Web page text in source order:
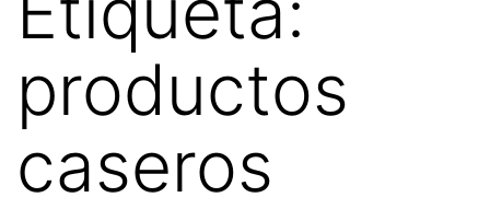
productos
caseros